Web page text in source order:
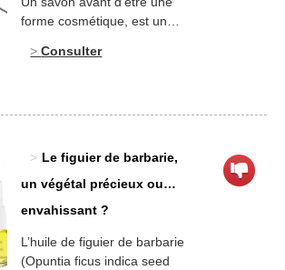
choisi comme source
privilégiée de cet ingrédient
qui fait toujours parler de lui.
forme cosmétique, est une
la réaction d’une base forte
un savon liquide) sur un
végétale). Il s’agit donc d’un
avec X […]
Consulter
Le figuier de barbarie,
un végétal précieux ou…
envahissant ?
L’huile de figuier de barbarie
(Opuntia ficus indica seed